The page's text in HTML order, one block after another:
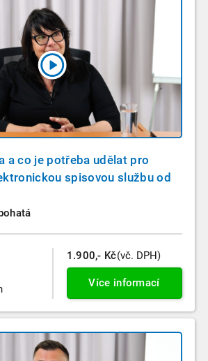
a co je potřeba udělat pro
spisovou službu od
1.900,- Kč(vč. DPH)
Více informací